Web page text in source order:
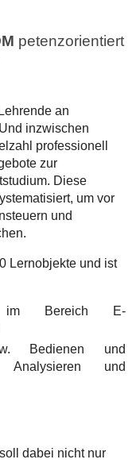
petenzorientiert
an
inzwischen
professionell
zur
Diese
um vor
und
Lernobjekte und ist
im Bereich E-
Bedienen und
Analysieren und
dabei nicht nur